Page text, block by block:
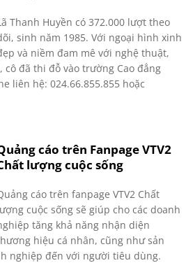
Thanh Huyền có 372.000 lượt theo
sinh năm 1985. Với ngoại hình xinh
và niềm đam mê với nghệ thuật,
cô đã thi đỗ vào trường Cao đẳng
liên hệ: 024.66.855.855 hoặc
cáo trên Fanpage VTV2
lượng cuộc sống
cáo trên fanpage VTV2 Chất
cuộc sống sẽ giúp cho các doanh
tăng khả năng nhận diện
hiệu cá nhân, cũng như sản
nghiệp đến với người tiêu dùng.